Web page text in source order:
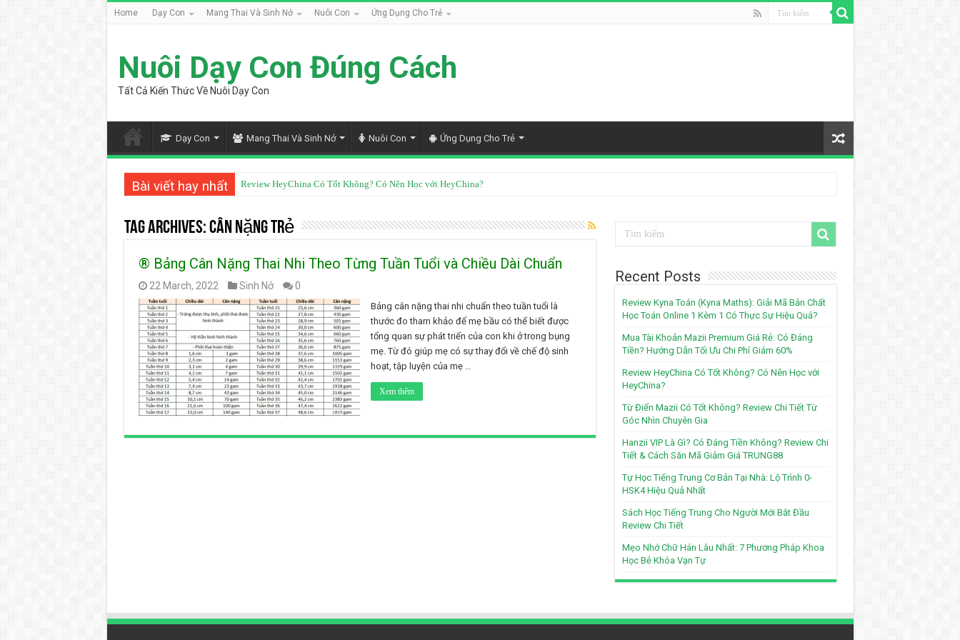
Home Dạy Con Mang Thai Và Sinh Nở Nuôi Con Ứng Dụng Cho Trẻ
Nuôi Dạy Con Đúng Cách
Tất Cả Kiến Thức Về Nuôi Dạy Con
Dạy Con Mang Thai Và Sinh Nở Nuôi Con Ứng Dụng Cho Trẻ
Bài viết hay nhất Review HeyChina Có Tốt Không? Có Nên Học với HeyChina?
Tag Archives:Cân Nặng Trẻ
® Bảng Cân Nặng Thai Nhi Theo Từng Tuần Tuổi và Chiều Dài Chuẩn
22 March, 2022 Sinh Nở 0
Bảng cân nặng thai nhi chuẩn theo tuần tuổi là
thước đo tham khảo để mẹ bầu có thể biết được
tổng quan sự phát triển của con khi ở trong bụng
mẹ. Từ đó giúp mẹ có sự thay đổi về chế độ sinh
hoạt, tập luyện của mẹ …
Xem thêm
Recent Posts
Review Kyna Toán (Kyna Maths): Giải Mã Bản Chất
Học Toán Online 1 Kèm 1 Có Thực Sự Hiệu Quả?
Mua Tài Khoản Mazii Premium Giá Rẻ: Có Đáng
Tiền? Hướng Dẫn Tối Ưu Chi Phí Giảm 60%
Review HeyChina Có Tốt Không? Có Nên Học với
HeyChina?
Từ Điển Mazii Có Tốt Không? Review Chi Tiết Từ
Góc Nhìn Chuyên Gia
Hanzii VIP Là Gì? Có Đáng Tiền Không? Review Chi
Tiết & Cách Săn Mã Giảm Giá TRUNG88
Tự Học Tiếng Trung Cơ Bản Tại Nhà: Lộ Trình 0-
HSK4 Hiệu Quả Nhất
Sách Học Tiếng Trung Cho Người Mới Bắt Đầu
Review Chi Tiết
Mẹo Nhớ Chữ Hán Lâu Nhất: 7 Phương Pháp Khoa
Học Bẻ Khóa Vạn Tự